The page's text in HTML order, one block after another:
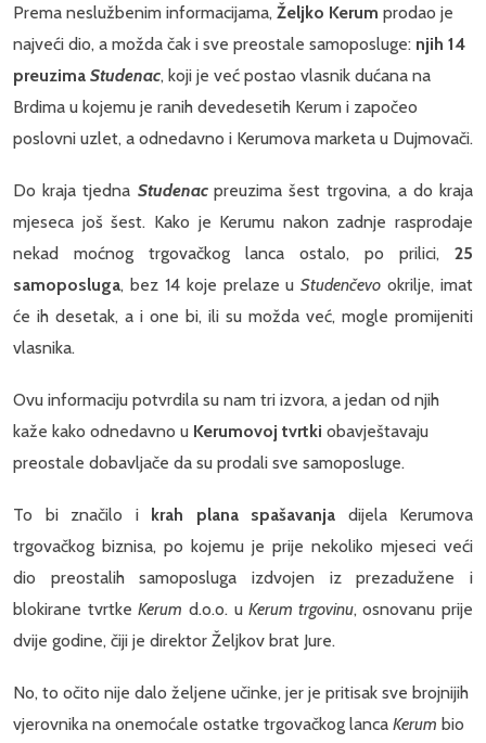
Prema neslužbenim informacijama, Željko Kerum prodao je
najveći dio, a možda čak i sve preostale samoposluge: njih 14
preuzima Studenac, koji je već postao vlasnik dućana na
Brdima u kojemu je ranih devedesetih Kerum i započeo
poslovni uzlet, a odnedavno i Kerumova marketa u Dujmovači.
Do kraja tjedna Studenac preuzima šest trgovina, a do kraja
mjeseca još šest. Kako je Kerumu nakon zadnje rasprodaje
nekad moćnog trgovačkog lanca ostalo, po prilici, 25
samoposluga, bez 14 koje prelaze uStudenčevo okrilje, imat
će ih desetak, a i one bi, ili su možda već, mogle promijeniti
vlasnika.
Ovu informaciju potvrdila su nam tri izvora, a jedan od njih
kaže kako odnedavno u Kerumovoj tvrtki obavještavaju
preostale dobavljače da su prodali sve samoposluge.
To bi značilo i krah plana spašavanja dijela Kerumova
trgovačkog biznisa, po kojemu je prije nekoliko mjeseci veći
dio preostalih samoposluga izdvojen iz prezadužene i
blokirane tvrtkeKerum d.o.o. uKerum trgovinu, osnovanu prije
dvije godine, čiji je direktor Željkov brat Jure.
No, to očito nije dalo željene učinke, jer je pritisak sve brojnijih
vjerovnika na onemoćale ostatke trgovačkog lanca Kerum bio